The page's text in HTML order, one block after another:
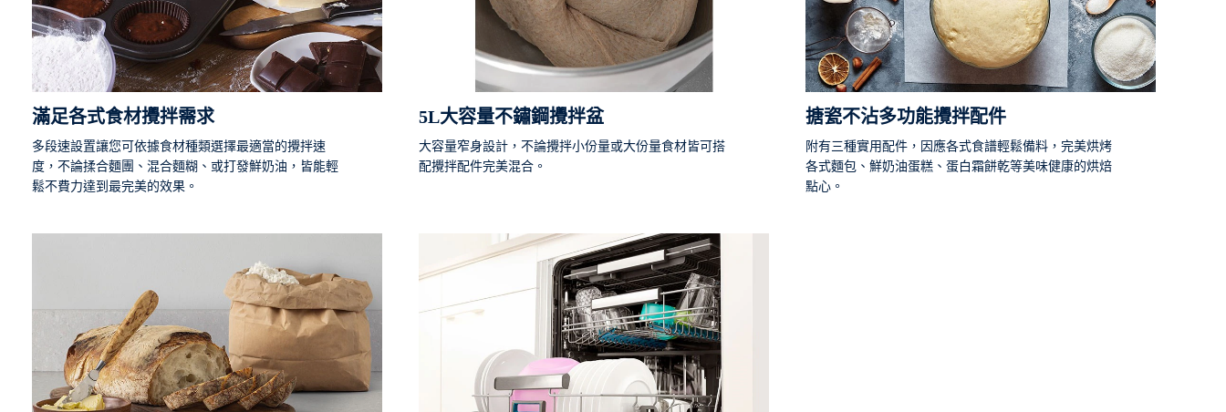
滿足各式食材攪拌需求
多段速設置讓您可依據食材種類選擇最適當的攪拌速
度，不論揉合麵團、混合麵糊、或打發鮮奶油，皆能輕
鬆不費力達到最完美的效果。
5L大容量不鏽鋼攪拌盆
大容量窄身設計，不論攪拌小份量或大份量食材皆可搭
配攪拌配件完美混合。
搪瓷不沾多功能攪拌配件
附有三種實用配件，因應各式食譜輕鬆備料，完美烘烤
各式麵包、鮮奶油蛋糕、蛋白霜餅乾等美味健康的烘焙
點心。